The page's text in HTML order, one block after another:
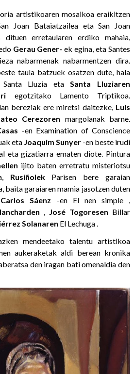
artistikoaren mosaikoa eraikitzen
Joan Bataiatzailea eta San Joan
dituen erretaularen erdiko mahaia,
Gerau Gener- ek egina, eta Santes
nabarmenak nabarmentzen dira.
taula batzuek osatzen dute, hala
Santa Lluzia etaSanta Lluziaren
egotzitako Lamento Triptikoa.
bereziak ere miretsi daitezke, Luis
Cerezoren margolanak barne.
-en Examination of Conscience
eta Joaquim Sunyer -en beste irudi
eta gizatiarra ematen diote. Pintura
ijito baten erretratu misteriotsu
RusiñolekParisen bere garaian
baita garaiaren mamia jasotzen duten
Sáenz -en El nen simple ,
, José Togoresen Billar
Solanaren El Lechuga .
mendeetako talentu artistikoa
aukeraketak aldi berean kronika
den iragan bati omenaldia den